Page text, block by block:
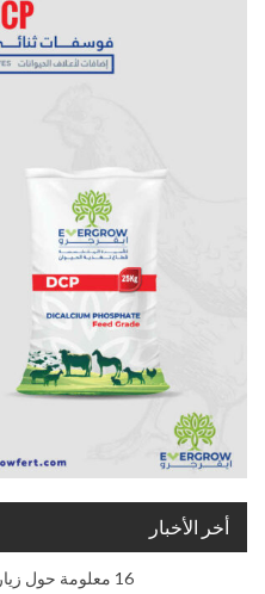
أخر الأخبار
16 معلومة حول زيارة وفد الهيئة العربية للإستثمار…